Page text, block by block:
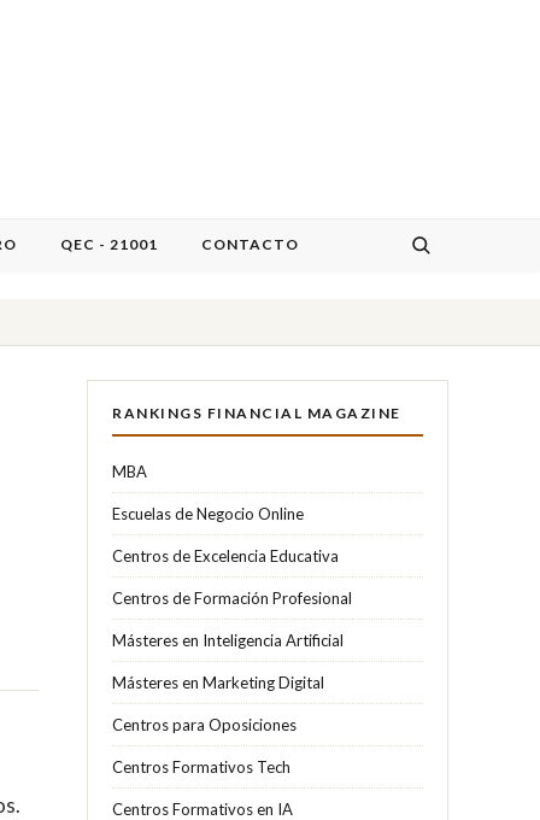
QEC - 21001 CONTACTO
RANKINGS FINANCIAL MAGAZINE
MBA
Escuelas de Negocio Online
Centros de Excelencia Educativa
Centros de Formación Profesional
Másteres en Inteligencia Artificial
Másteres en Marketing Digital
Centros para Oposiciones
Centros Formativos Tech
Centros Formativos en IA